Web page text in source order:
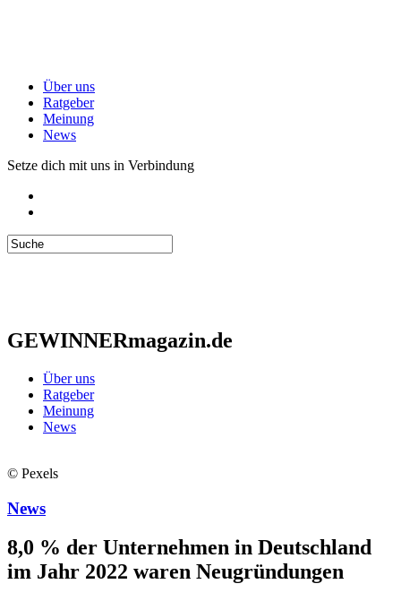
Über uns
Ratgeber
Meinung
News
Setze dich mit uns in Verbindung
GEWINNERmagazin.de
Über uns
Ratgeber
Meinung
News
© Pexels
News
8,0 % der Unternehmen in Deutschland
im Jahr 2022 waren Neugründungen